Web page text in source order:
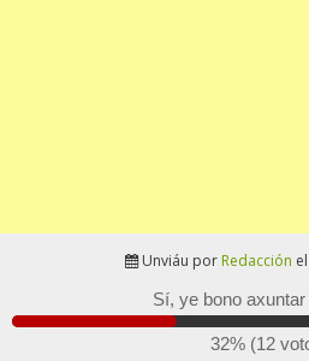
Unviáu por Redacción
Sí, ye bono
32% (12